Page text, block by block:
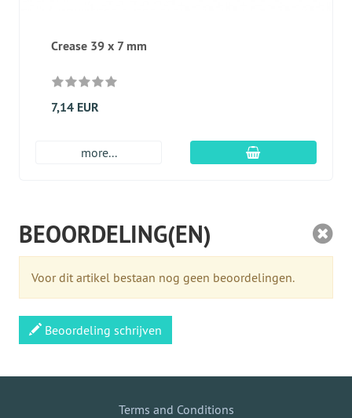
Crease 39 x 7 mm
7,14 EUR
more... In winkelmandje
BEOORDELING(EN)
Voor dit artikel bestaan nog geen beoordelingen.
Beoordeling schrijven
Terms and Conditions